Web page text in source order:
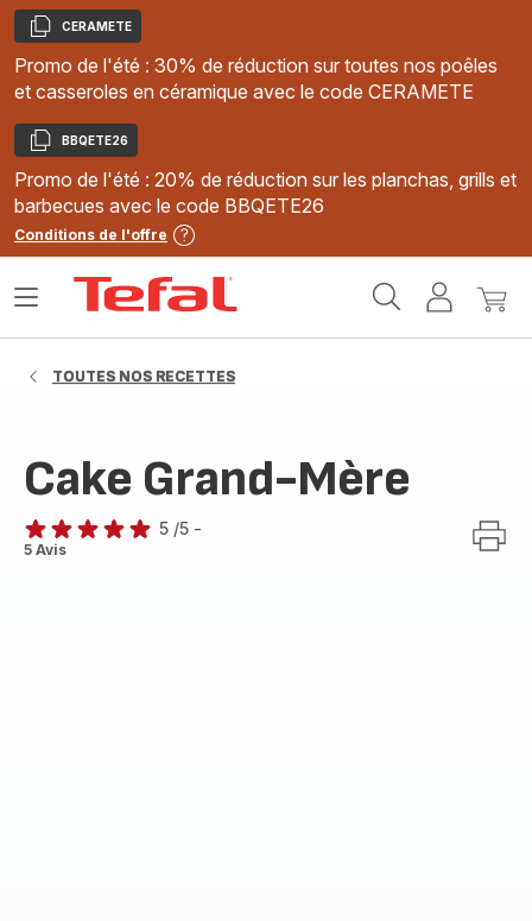
Copier
CERAMETE
Promo de l'été : 30% de réduction sur toutes nos poêles
et casseroles en céramique avec le code CERAMETE
Copier
BBQETE26
Promo de l'été : 20% de réduction sur les planchas, grills et
barbecues avec le code BBQETE26
Conditions de l'offre
MonMon
Ouvrir
TOUTES NOS RECETTES
Cake Grand-Mère
Avis
5 /5 -
5 Avis